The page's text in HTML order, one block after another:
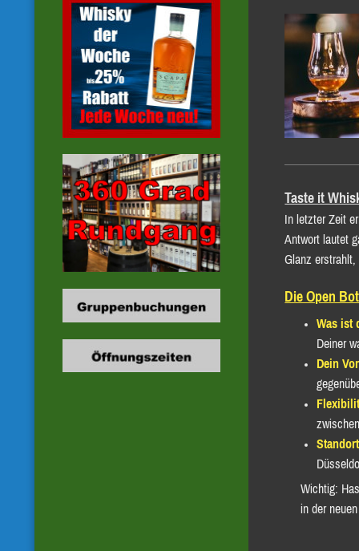
Taste it
In letzter Zeit
Antwort lautet
Glanz
Die Open
Was ist
Deiner
Dein
Wichtig:
in der